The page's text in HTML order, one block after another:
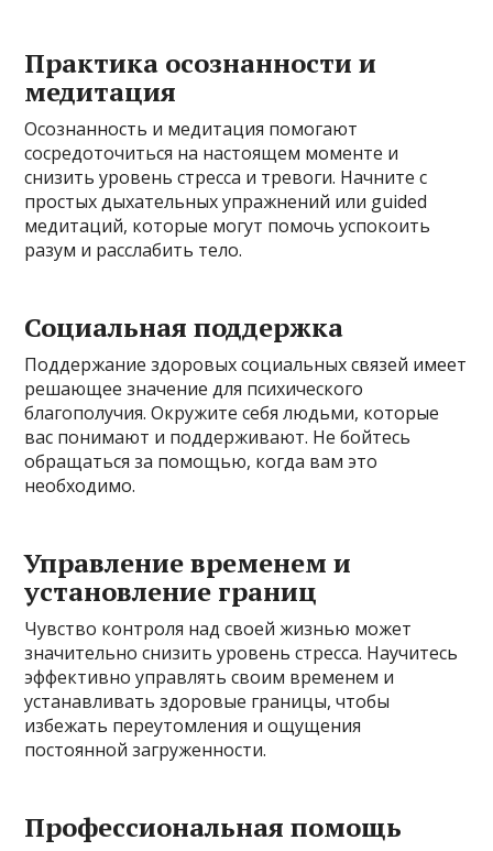
Практика осознанности и
медитация
Осознанность и медитация помогают
сосредоточиться на настоящем моменте и
снизить уровень стресса и тревоги. Начните с
простых дыхательных упражнений или guided
медитаций, которые могут помочь успокоить
разум и расслабить тело.
Социальная поддержка
Поддержание здоровых социальных связей имеет
решающее значение для психического
благополучия. Окружите себя людьми, которые
вас понимают и поддерживают. Не бойтесь
обращаться за помощью, когда вам это
необходимо.
Управление временем и
установление границ
Чувство контроля над своей жизнью может
значительно снизить уровень стресса. Научитесь
эффективно управлять своим временем и
устанавливать здоровые границы, чтобы
избежать переутомления и ощущения
постоянной загруженности.
Профессиональная помощь